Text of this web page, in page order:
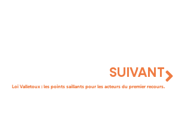
SUIVANT
Loi Valletoux : les points saillants pour les acteurs du premier recours.